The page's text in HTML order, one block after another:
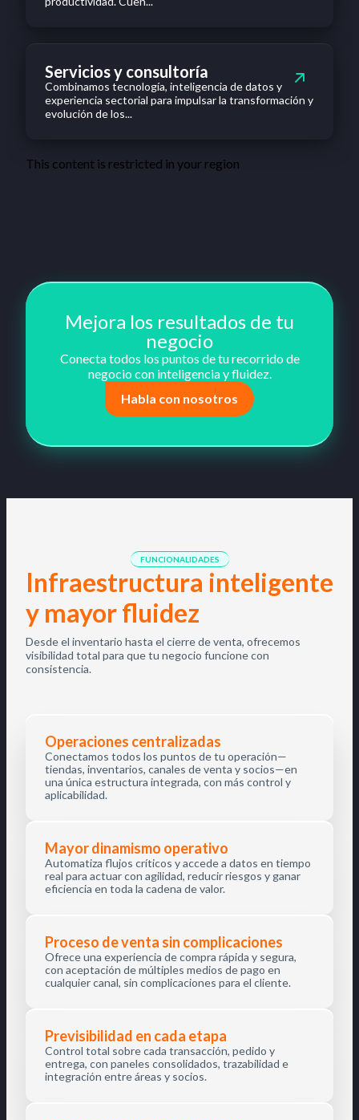
Servicios y consultoría
Combinamos tecnología, inteligencia de datos y
experiencia sectorial para impulsar la transformación y
evolución de los...
This content is restricted in your region
Mejora los resultados de tu
negocio
Conecta todos los puntos de tu recorrido de
negocio con inteligencia y fluidez.
Habla con nosotros
FUNCIONALIDADES
Infraestructura inteligente
y mayor fluidez
Desde el inventario hasta el cierre de venta, ofrecemos
visibilidad total para que tu negocio funcione con
consistencia.
Operaciones centralizadas
Conectamos todos los puntos de tu operación—
tiendas, inventarios, canales de venta y socios—en
una única estructura integrada, con más control y
aplicabilidad.
Mayor dinamismo operativo
Automatiza flujos críticos y accede a datos en tiempo
real para actuar con agilidad, reducir riesgos y ganar
eficiencia en toda la cadena de valor.
Proceso de venta sin complicaciones
Ofrece una experiencia de compra rápida y segura,
con aceptación de múltiples medios de pago en
cualquier canal, sin complicaciones para el cliente.
Previsibilidad en cada etapa
Control total sobre cada transacción, pedido y
entrega, con paneles consolidados, trazabilidad e
integración entre áreas y socios.